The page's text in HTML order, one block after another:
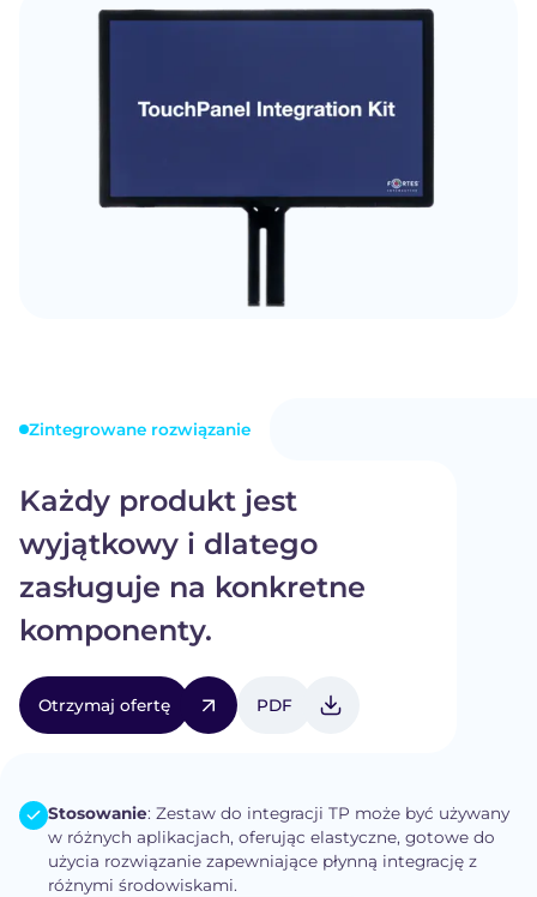
Zintegrowane rozwiązanie
Każdy produkt jest
wyjątkowy i dlatego
zasługuje na konkretne
komponenty.
Otrzymaj ofertę PDF
Stosowanie: Zestaw do integracji TP może być używany
w różnych aplikacjach, oferując elastyczne, gotowe do
użycia rozwiązanie zapewniające płynną integrację z
różnymi środowiskami.